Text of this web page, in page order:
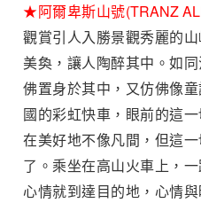
★阿爾卑斯山號(TRANZ
觀賞引人入勝景觀秀麗的
美奐，讓人陶醉其中。如
佛置身於其中，又仿佛像
國的彩虹快車，眼前的這
在美好地不像凡間，但這
了。乘坐在高山火車上，
心情就到達目的地，心情